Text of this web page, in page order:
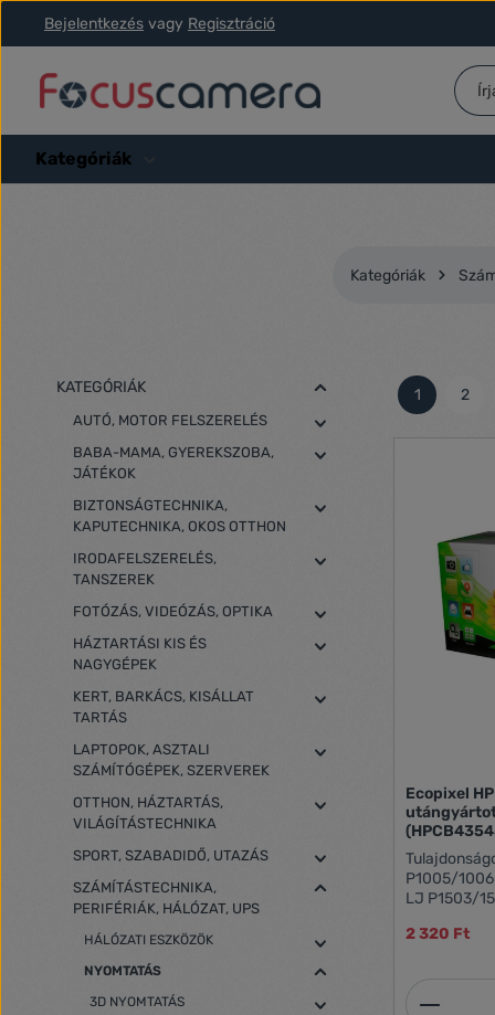
a fő tartalomra
Ugrás a kereséshez
Ugrás a fő navigációhoz
Bejelentkezés vagy Regisztráció
Kategóriák
Kategóriák
KATEGÓRIÁK
AUTÓ, MOTOR FELSZERELÉS
BABA-MAMA, GYEREKSZOBA,
JÁTÉKOK
BIZTONSÁGTECHNIKA,
KAPUTECHNIKA, OKOS OTTHON
IRODAFELSZERELÉS,
TANSZEREK
FOTÓZÁS, VIDEÓZÁS, OPTIKA
HÁZTARTÁSI KIS ÉS
NAGYGÉPEK
KERT, BARKÁCS, KISÁLLAT
TARTÁS
LAPTOPOK, ASZTALI
SZÁMÍTÓGÉPEK, SZERVEREK
OTTHON, HÁZTARTÁS,
VILÁGÍTÁSTECHNIKA
SPORT, SZABADIDŐ, UTAZÁS
SZÁMÍTÁSTECHNIKA,
PERIFÉRIÁK, HÁLÓZAT, UPS
HÁLÓZATI ESZKÖZÖK
NYOMTATÁS
3D NYOMTATÁS
Oldal
1
Oldal
2
Ecopixel
utángyártott toner
Tulajdonságok: Kompatibilis:
P1005/
LJ P1503/
P1102/
M1210/
2 320 Ft